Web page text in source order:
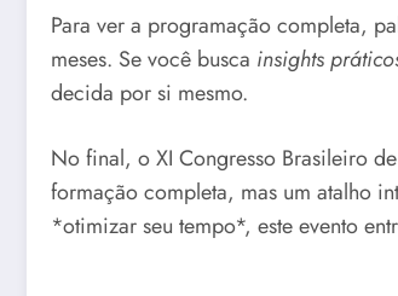
Para ver a programação completa,
meses. Se você busca insights
decida por si mesmo.
No final, o XI Congresso Brasileiro
formação completa, mas um atalho
*otimizar seu tempo*, este evento